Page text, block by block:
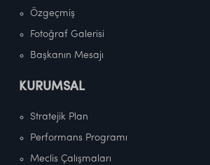
Özgeçmiş
Fotoğraf Galerisi
Başkanın Mesajı
KURUMSAL
Stratejik Plan
Performans Programı
Meclis Çalışmaları